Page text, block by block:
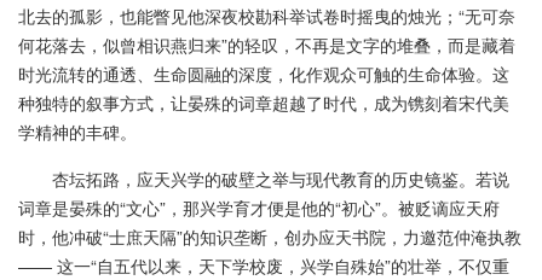
北去的孤影，也能瞥见他深夜校勘科举试卷时摇曳的烛光；“无可奈
何花落去，似曾相识燕归来”的轻叹，不再是文字的堆叠，而是藏着
时光流转的通透、生命圆融的深度，化作观众可触的生命体验。这
种独特的叙事方式，让晏殊的词章超越了时代，成为镌刻着宋代美
学精神的丰碑。
杏坛拓路，应天兴学的破壁之举与现代教育的历史镜鉴。若说
词章是晏殊的“文心”，那兴学育才便是他的“初心”。被贬谪应天府
时，他冲破“士庶天隔”的知识垄断，创办应天书院，力邀范仲淹执教
—— 这一“自五代以来，天下学校废，兴学自殊始”的壮举，不仅重